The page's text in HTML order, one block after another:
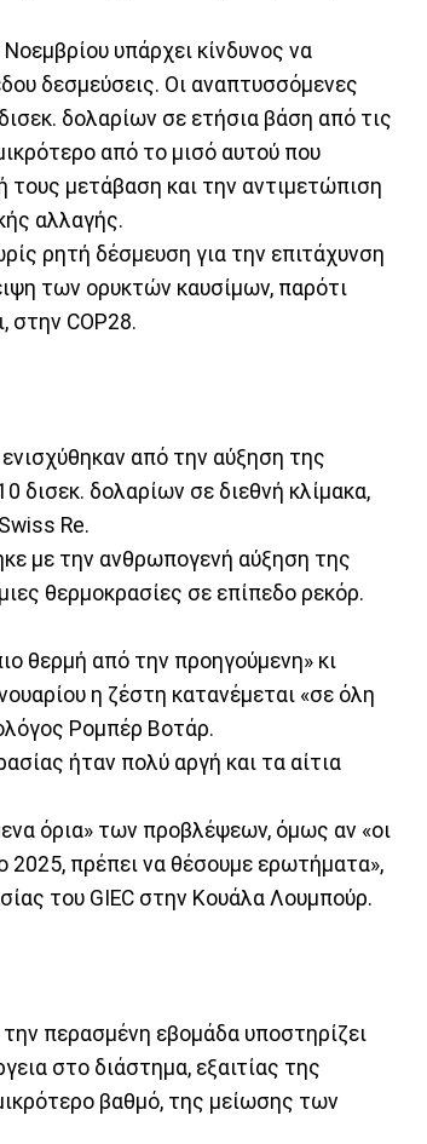
υπάρχει κίνδυνος να
δεσμεύσεις. Οι αναπτυσσόμενες
δολαρίων σε ετήσια βάση από τις
από το μισό αυτού που
τους μετάβαση και την αντιμετώπιση
αλλαγής.
ρητή δέσμευση για την επιτάχυνση
των ορυκτών καυσίμων, παρότι
στην COP28.
από την αύξηση της
δισεκ. δολαρίων σε διεθνή κλίμακα,
Re.
με την ανθρωπογενή αύξηση της
θερμοκρασίες σε επίπεδο ρεκόρ.
θερμή από την προηγούμενη» κι
η ζέστη κατανέμεται «σε όλη
Ρομπέρ Βοτάρ.
ήταν πολύ αργή και τα αίτια
όρια» των προβλέψεων, όμως αν «οι
2025, πρέπει να θέσουμε ερωτήματα»,
του GIEC στην Κουάλα Λουμπούρ.
περασμένη εβομάδα υποστηρίζει
στο διάστημα, εξαιτίας της
βαθμό, της μείωσης των